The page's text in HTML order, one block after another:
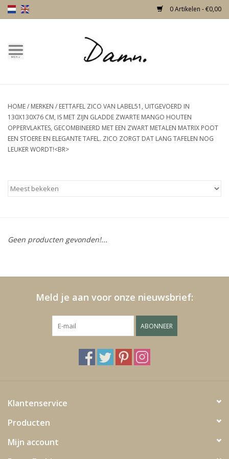
0 Artikelen - €0,00
Home
Nieuw!
Skulls
Meubels
Kleden
Tuinmeubels en deco
HOME/ MERKEN / EETTAFEL ZICO VAN LABEL51, UITGEVOERD IN
130X130X76 CM, IS MET ZIJN GLADDE ZWARTE MANGO HOUTEN
OPPERVLAKTES, GECOMBINEERD MET EEN ZWART METALEN MATRIX POOT
EEN STOERE EN ELEGANTE TAFEL. ZICO ZORGT DAT LANG TAFELEN NOG
LEUKER WORDT!<BR>
Geen producten gevonden!...
Meld je aan voor onze nieuwsbrief:
ABONNEER
Klantenservice
Producten
Mijn account